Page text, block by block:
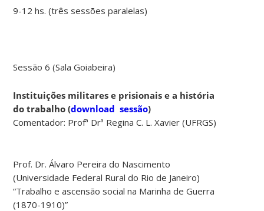
9-12 hs. (três sessões paralelas)
Sessão 6 (Sala Goiabeira)
Instituições militares e prisionais e a história
do trabalho(download sessão)
Comentador: Profª Drª Regina C. L. Xavier (UFRGS)
Prof. Dr. Álvaro Pereira do Nascimento
(Universidade Federal Rural do Rio de Janeiro)
“Trabalho e ascensão social na Marinha de Guerra
(1870-1910)”